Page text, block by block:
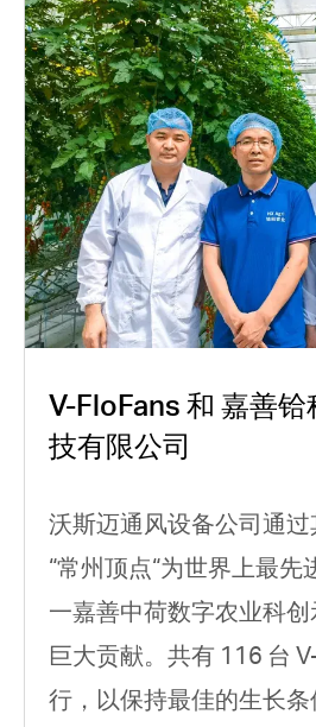
V-FloFans 和 嘉善
技有限公司
沃斯迈通风设备公司通
“常州顶点“为世界上最先
一嘉善中荷数字农业科
巨大贡献。共有 116 台
行，以保持最佳的生长